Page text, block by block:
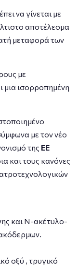
να γίνεται με
αποτέλεσμα
μεταφορά των
με
μια ισορροπημένη
με τον νέο
της ΕΕ
και τους κανόνες
και Ν-ακέτυλο-
οξύ , τρυγικό